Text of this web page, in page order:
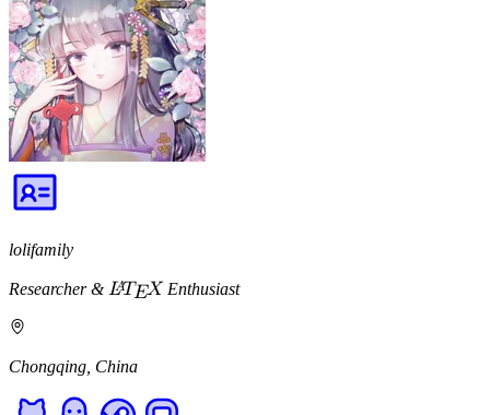
lolifamily
Researcher &𝐿𝐴𝑇𝐸𝑋 Enthusiast
Chongqing, China